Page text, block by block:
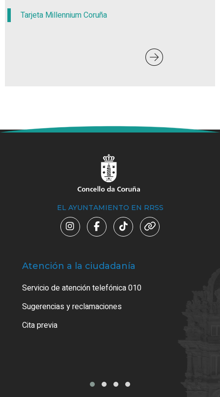
Tarjeta Millennium Coruña
EL AYUNTAMIENTO EN RRSS
Atención a la ciudadanía
Servicio de atención telefónica 010
Sugerencias y reclamaciones
Cita previa